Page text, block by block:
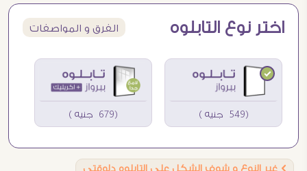
اختر نوع التابلوه الفرق و المواصفات
(549 جنيه ) (679 جنيه )
Ö غير النوع و شوف الشكل على التابلوه دلوقتى